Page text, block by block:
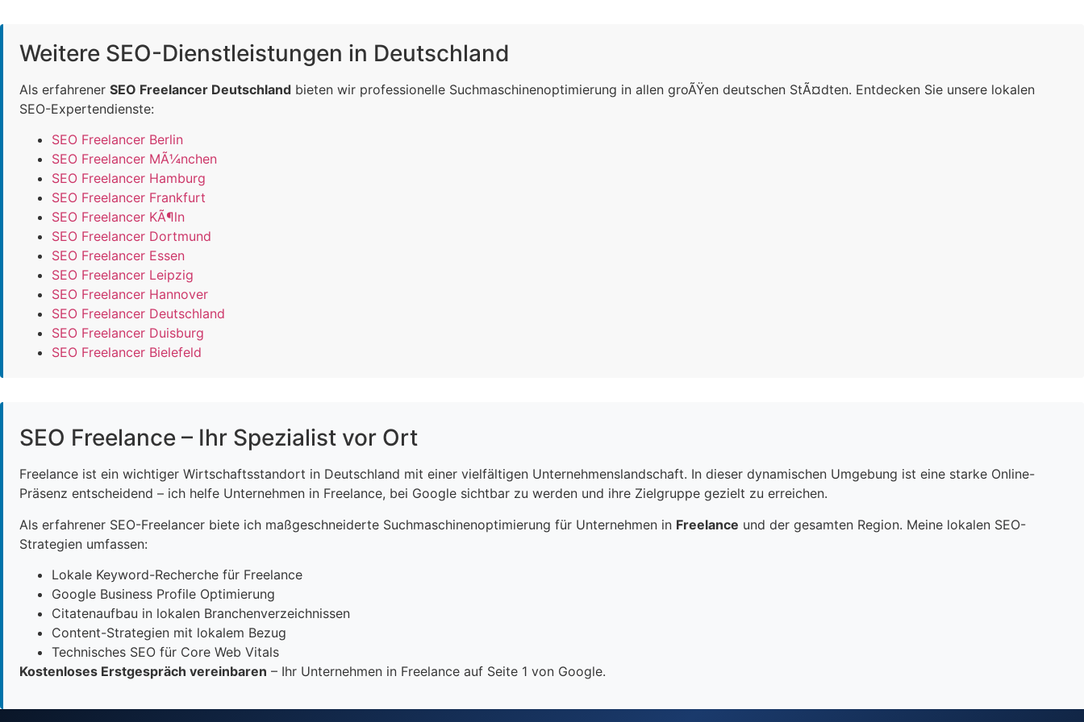
Weitere SEO-Dienstleistungen in Deutschland
Als erfahrener SEO Freelancer Deutschland bieten wir professionelle Suchmaschinenoptimierung in allen groÃŸen deutschen StÃ¤dten. Entdecken Sie unsere lokalen
SEO-Expertendienste:
SEO Freelancer Berlin
SEO Freelancer MÃ¼nchen
SEO Freelancer Hamburg
SEO Freelancer Frankfurt
SEO Freelancer KÃ¶ln
SEO Freelancer Dortmund
SEO Freelancer Essen
SEO Freelancer Leipzig
SEO Freelancer Hannover
SEO Freelancer Deutschland
SEO Freelancer Duisburg
SEO Freelancer Bielefeld
SEO Freelance – Ihr Spezialist vor Ort
Freelance ist ein wichtiger Wirtschaftsstandort in Deutschland mit einer vielfältigen Unternehmenslandschaft. In dieser dynamischen Umgebung ist eine starke Online-
Präsenz entscheidend – ich helfe Unternehmen in Freelance, bei Google sichtbar zu werden und ihre Zielgruppe gezielt zu erreichen.
Als erfahrener SEO-Freelancer biete ich maßgeschneiderte Suchmaschinenoptimierung für Unternehmen in Freelance und der gesamten Region. Meine lokalen SEO-
Strategien umfassen:
Lokale Keyword-Recherche für Freelance
Google Business Profile Optimierung
Citatenaufbau in lokalen Branchenverzeichnissen
Content-Strategien mit lokalem Bezug
Technisches SEO für Core Web Vitals
Kostenloses Erstgespräch vereinbaren – Ihr Unternehmen in Freelance auf Seite 1 von Google.